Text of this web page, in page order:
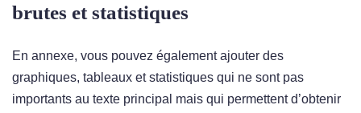
brutes et statistiques
En annexe, vous pouvez également ajouter des
graphiques, tableaux et statistiques qui ne sont pas
importants au texte principal mais qui permettent d’obtenir